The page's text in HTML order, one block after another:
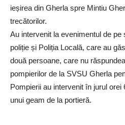
ieșirea din Gherla spre Mintiu
trecătorilor.
Au intervenit la evenimentul de pe
poliție și Poliția Locală, care au
două persoane, care nu
pompierilor de la SVSU Gherla
Pompierii au intervenit în jurul
unui geam de la portieră.